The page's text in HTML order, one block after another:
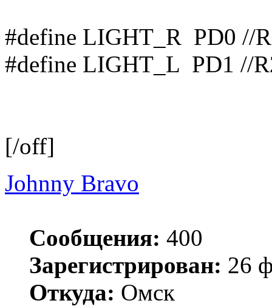
#define LIGHT_R PD0 //
#define LIGHT_L PD1 //
[/off]
Johnny Bravo
Сообщения: 400
Зарегистрирован: 26
Откуда: Омск